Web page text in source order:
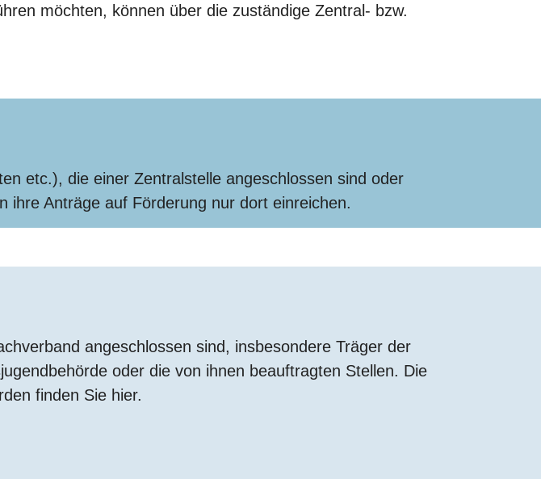
möchten, können über die zuständige Zentral- bzw.
etc.), die einer Zentralstelle angeschlossen sind oder
ihre Anträge auf Förderung nur dort einreichen.
angeschlossen sind, insbesondere Träger der
oder die von ihnen beauftragten Stellen. Die
finden Sie hier.